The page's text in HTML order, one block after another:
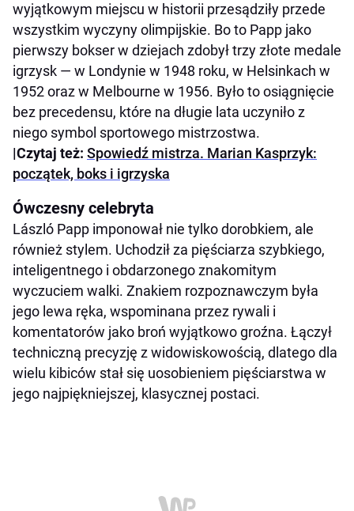
wyjątkowym miejscu w historii przesądziły przede
wszystkim wyczyny olimpijskie. Bo to Papp jako
pierwszy bokser w dziejach zdobył trzy złote medale
igrzysk — w Londynie w 1948 roku, w Helsinkach w
1952 oraz w Melbourne w 1956. Było to osiągnięcie
bez precedensu, które na długie lata uczyniło z
niego symbol sportowego mistrzostwa.
|Czytaj też: Spowiedź mistrza. Marian Kasprzyk:
początek, boks i igrzyska
Ówczesny celebryta
László Papp imponował nie tylko dorobkiem, ale
również stylem. Uchodził za pięściarza szybkiego,
inteligentnego i obdarzonego znakomitym
wyczuciem walki. Znakiem rozpoznawczym była
jego lewa ręka, wspominana przez rywali i
komentatorów jako broń wyjątkowo groźna. Łączył
techniczną precyzję z widowiskowością, dlatego dla
wielu kibiców stał się uosobieniem pięściarstwa w
jego najpiękniejszej, klasycznej postaci.